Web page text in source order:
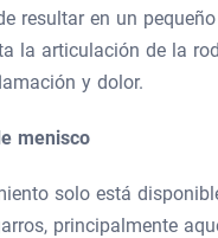
resultar en un
la articulación de la
y dolor.
menisco
solo está
principalmente